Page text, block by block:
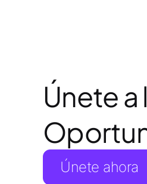
Únete
Únete ahora